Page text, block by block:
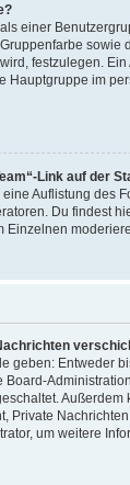
einer
sowie
festzulegen.
Hauptgruppe im
Link auf der
Auflistung des
Du findest
Einzelnen
geben: Entweder
Board-
Außerdem
Private
um weitere